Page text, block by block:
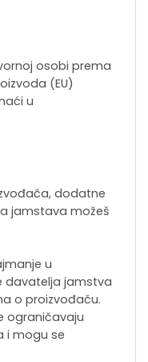
osobi prema
(EU)
u
dodatne
jamstava možeš
u
davatelja jamstva
o proizvođaču.
ograničavaju
i mogu se